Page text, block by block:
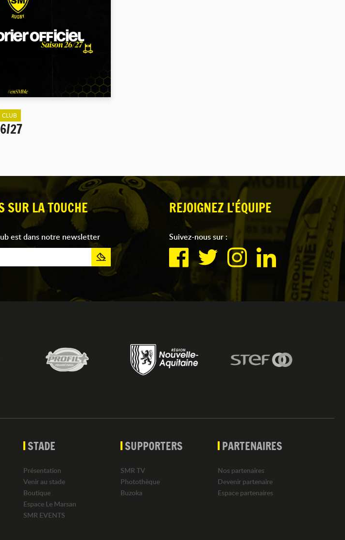
CLUB
27
SUR LA TOUCHE
est dans notre newsletter
REJOIGNEZ L'ÉQUIPE
Suivez-nous sur :
STADE
Présentation
Venir au stade
Boutique
Espace Le Marsan
SMR EVENTS
SUPPORTERS
SMR TV
Photothèque
Buzoka
PARTENAIRES
Nos partenaires
Devenir partenaire
Espace partenaires